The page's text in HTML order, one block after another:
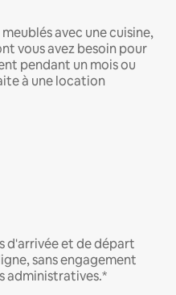
avec une cuisine,
vous avez besoin pour
pendant un mois ou
à une location
d'arrivée et de départ
sans engagement
administratives.*